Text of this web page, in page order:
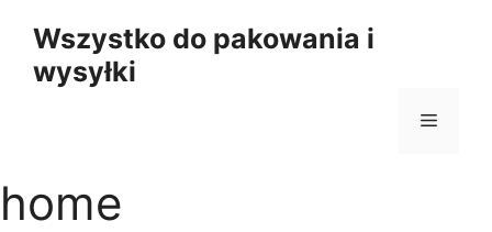
treści
Wszystko do pakowania i
wysyłki
Menu
home